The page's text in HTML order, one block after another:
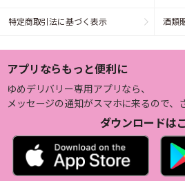
特定商取引法に基づく表示 酒類
アプリならもっと便利に
ゆめデリバリー専用アプリなら、
メッセージの通知がスマホに来るので、
ダウンロードは